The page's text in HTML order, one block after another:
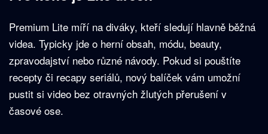
Premium Lite míří na diváky, kteří sledují hlavně běžná
videa. Typicky jde o herní obsah, módu, beauty,
zpravodajství nebo různé návody. Pokud si pouštíte
recepty či recapy seriálů, nový balíček vám umožní
pustit si video bez otravných žlutých přerušení v
časové ose.